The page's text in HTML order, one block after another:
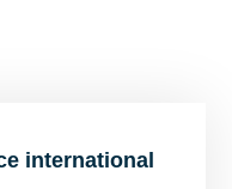
international